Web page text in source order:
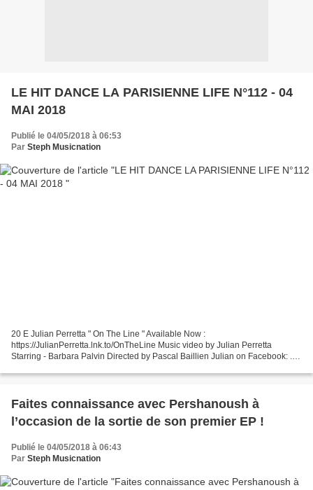
LE HIT DANCE LA PARISIENNE LIFE N°112 - 04
MAI 2018
Publié le 04/05/2018 à 06:53
Par Steph Musicnation
20 E Julian Perretta " On The Line " Available Now :
https://JulianPerretta.lnk.to/OnTheLine Music video by Julian Perretta
Starring - Barbara Palvin Directed by Pascal Baillien Julian on Facebook: ...
Faites connaissance avec Pershanoush à
l’occasion de la sortie de son premier EP !
Publié le 04/05/2018 à 06:43
Par Steph Musicnation